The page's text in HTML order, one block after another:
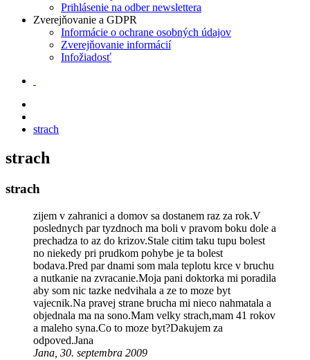
Prihlásenie na odber newslettera
Zverejňovanie a GDPR
Informácie o ochrane osobných údajov
Zverejňovanie informácií
Infožiadosť
strach
strach
strach
zijem v zahranici a domov sa dostanem raz za rok.V
poslednych par tyzdnoch ma boli v pravom boku dole a
prechadza to az do krizov.Stale citim taku tupu bolest
no niekedy pri prudkom pohybe je ta bolest
bodava.Pred par dnami som mala teplotu krce v bruchu
a nutkanie na zvracanie.Moja pani doktorka mi poradila
aby som nic tazke nedvihala a ze to moze byt
vajecnik.Na pravej strane brucha mi nieco nahmatala a
objednala ma na sono.Mam velky strach,mam 41 rokov
a maleho syna.Co to moze byt?Dakujem za
odpoved.Jana
Jana, 30. septembra 2009